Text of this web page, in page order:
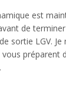
est
de
sortie LGV. Je
préparent